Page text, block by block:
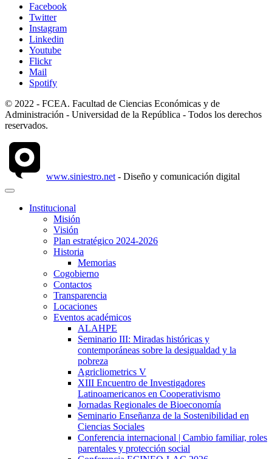
Facebook
Twitter
Instagram
Linkedin
Youtube
Flickr
Mail
Spotify
© 2022 - FCEA. Facultad de Ciencias Económicas y de
Administración - Universidad de la República - Todos los derechos
reservados.
www.siniestro.net - Diseño y comunicación digital
Institucional
Misión
Visión
Plan estratégico 2024-2026
Historia
Memorias
Cogobierno
Contactos
Transparencia
Locaciones
Eventos académicos
ALAHPE
Seminario III: Miradas históricas y
contemporáneas sobre la desigualdad y la
pobreza
Agricliometrics V
XIII Encuentro de Investigadores
Latinoamericanos en Cooperativismo
Jornadas Regionales de Bioeconomía
Seminario Enseñanza de la Sostenibilidad en
Ciencias Sociales
Conferencia internacional | Cambio familiar, roles
parentales y protección social